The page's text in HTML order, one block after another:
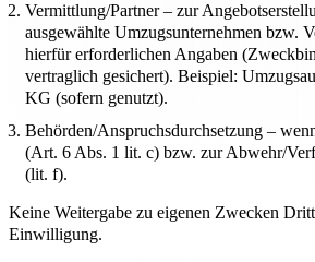
Vermittlung/Partner – zur
ausgewählte Umzugsunternehmen bzw.
hierfür erforderlichen Angaben
vertraglich gesichert). Beispiel:
KG (sofern genutzt).
Behörden/Anspruchsdurchsetzung –
(Art. 6 Abs. 1 lit. c) bzw. zur Abwehr/
(lit. f).
Keine Weitergabe zu eigenen Zwecken
Einwilligung.